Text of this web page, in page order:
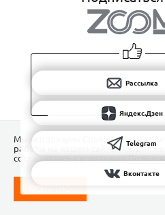
Рассылка
Яндекс.Дзен
Telegram
Вконтакте
Мы используем Сookies для
работы на нашем сайте.
соглашаетесь с условиями
ПОНЯТНО